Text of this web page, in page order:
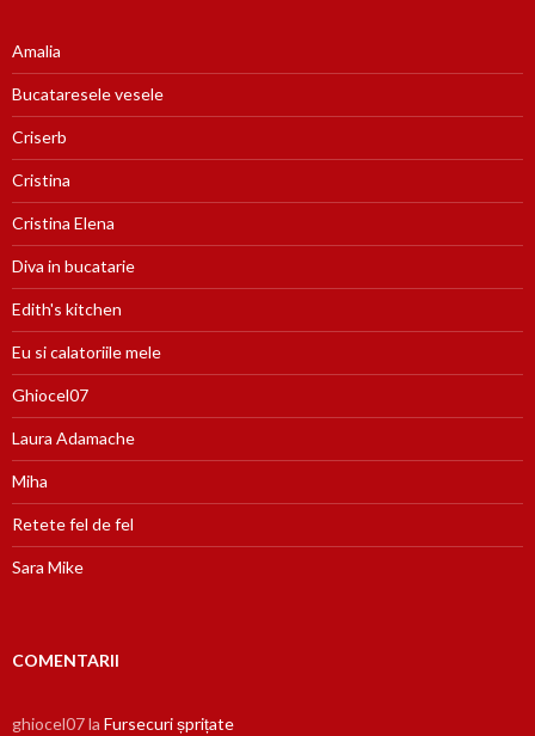
Amalia
Bucataresele vesele
Criserb
Cristina
Cristina Elena
Diva in bucatarie
Edith's kitchen
Eu si calatoriile mele
Ghiocel07
Laura Adamache
Miha
Retete fel de fel
Sara Mike
COMENTARII
ghiocel07la Fursecuri șprițate